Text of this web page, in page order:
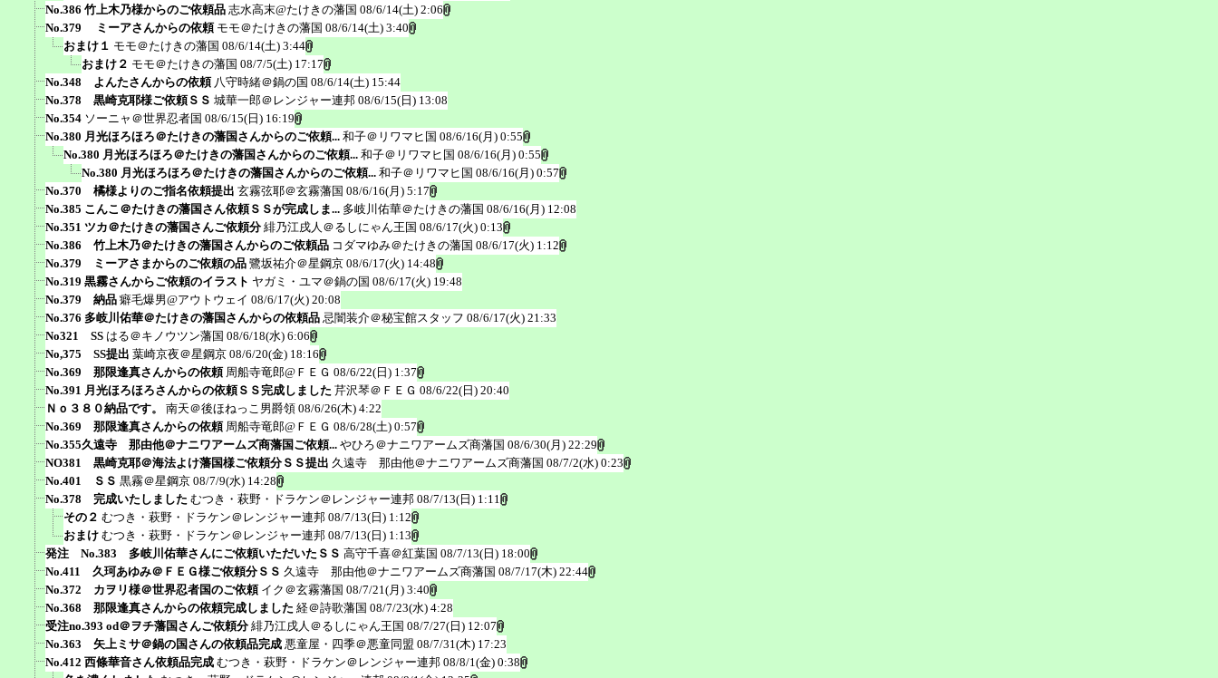
No.386 竹上木乃様からのご依頼品 志水高末@たけきの藩国 08/6/14(土) 2:06
No.379 ミーアさんからの依頼 モモ＠たけきの藩国 08/6/14(土) 3:40
おまけ１ モモ＠たけきの藩国 08/6/14(土) 3:44
おまけ２ モモ＠たけきの藩国 08/7/5(土) 17:17
No.348 よんたさんからの依頼 八守時緒＠鍋の国 08/6/14(土) 15:44
No.378 黒崎克耶様ご依頼ＳＳ 城華一郎＠レンジャー連邦 08/6/15(日) 13:08
No.354 ソーニャ＠世界忍者国 08/6/15(日) 16:19
No.380 月光ほろほろ＠たけきの藩国さんからのご依頼... 和子＠リワマヒ国 08/6/16(月) 0:55
No.380 月光ほろほろ＠たけきの藩国さんからのご依頼... 和子＠リワマヒ国 08/6/16(月) 0:55
No.380 月光ほろほろ＠たけきの藩国さんからのご依頼... 和子＠リワマヒ国 08/6/16(月) 0:57
No.370 橘様よりのご指名依頼提出 玄霧弦耶＠玄霧藩国 08/6/16(月) 5:17
No.385 こんこ＠たけきの藩国さん依頼ＳＳが完成しま... 多岐川佑華＠たけきの藩国 08/6/16(月) 12:08
No.351 ツカ＠たけきの藩国さんご依頼分 緋乃江戌人＠るしにゃん王国 08/6/17(火) 0:13
No.386 竹上木乃＠たけきの藩国さんからのご依頼品 コダマゆみ＠たけきの藩国 08/6/17(火) 1:12
No.379 ミーアさまからのご依頼の品 鷺坂祐介＠星鋼京 08/6/17(火) 14:48
No.319 黒霧さんからご依頼のイラスト ヤガミ・ユマ＠鍋の国 08/6/17(火) 19:48
No.379 納品 癖毛爆男@アウトウェイ 08/6/17(火) 20:08
No.376 多岐川佑華＠たけきの藩国さんからの依頼品 忌闇装介＠秘宝館スタッフ 08/6/17(火) 21:33
No321 SS はる＠キノウツン藩国 08/6/18(水) 6:06
No,375 SS提出 葉崎京夜＠星鋼京 08/6/20(金) 18:16
No.369 那限逢真さんからの依頼 周船寺竜郎@ＦＥＧ 08/6/22(日) 1:37
No.391 月光ほろほろさんからの依頼ＳＳ完成しました 芹沢琴＠ＦＥＧ 08/6/22(日) 20:40
Ｎｏ３８０納品です。
南天＠後ほねっこ男爵領 08/6/26(木) 4:22
No.369 那限逢真さんからの依頼 周船寺竜郎@ＦＥＧ 08/6/28(土) 0:57
No.355久遠寺 那由他＠ナニワアームズ商藩国ご依頼... やひろ＠ナニワアームズ商藩国 08/6/30(月) 22:29
NO381 黒崎克耶＠海法よけ藩国様ご依頼分ＳＳ提出 久遠寺 那由他＠ナニワアームズ商藩国 08/7/2(水) 0:23
No.401 ＳＳ 黒霧＠星鋼京 08/7/9(水) 14:28
No.378 完成いたしました むつき・萩野・ドラケン＠レンジャー連邦 08/7/13(日) 1:11
その２ むつき・萩野・ドラケン＠レンジャー連邦 08/7/13(日) 1:12
おまけ むつき・萩野・ドラケン＠レンジャー連邦 08/7/13(日) 1:13
発注 No.383 多岐川佑華さんにご依頼いただいたＳＳ 高守千喜＠紅葉国 08/7/13(日) 18:00
No.411 久珂あゆみ＠ＦＥＧ様ご依頼分ＳＳ 久遠寺 那由他＠ナニワアームズ商藩国 08/7/17(木) 22:44
No.372 カヲリ様＠世界忍者国のご依頼 イク＠玄霧藩国 08/7/21(月) 3:40
No.368 那限逢真さんからの依頼完成しました 経＠詩歌藩国 08/7/23(水) 4:28
受注no.393 od＠ヲチ藩国さんご依頼分 緋乃江戌人＠るしにゃん王国 08/7/27(日) 12:07
No.363 矢上ミサ＠鍋の国さんの依頼品完成 悪童屋・四季＠悪童同盟 08/7/31(木) 17:23
No.412 西條華音さん依頼品完成 むつき・萩野・ドラケン＠レンジャー連邦 08/8/1(金) 0:38